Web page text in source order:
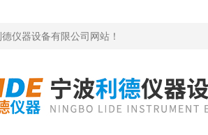
仪器设备有限公司网站！